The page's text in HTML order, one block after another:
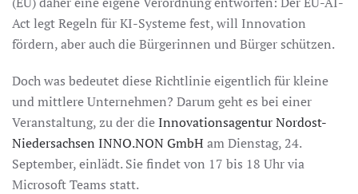
Act legt Regeln für KI-Systeme fest, will Innovation
fördern, aber auch die Bürgerinnen und Bürger schützen.
Doch was bedeutet diese Richtlinie eigentlich für kleine
und mittlere Unternehmen? Darum geht es bei einer
Veranstaltung, zu der dieInnovationsagentur Nordost-
Niedersachsen INNO.NON GmbH am Dienstag, 24.
September, einlädt. Sie findet von 17 bis 18 Uhr via
Microsoft Teams statt.